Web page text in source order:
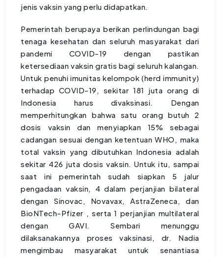
jenis vaksin yang perlu didapatkan.
Pemerintah berupaya berikan perlindungan bagi
tenaga kesehatan dan seluruh masyarakat dari
pandemi COVID-19 dengan pastikan
ketersediaan vaksin gratis bagi seluruh kalangan.
Untuk penuhi imunitas kelompok (herd immunity)
terhadap COVID-19, sekitar 181 juta orang di
Indonesia harus divaksinasi. Dengan
memperhitungkan bahwa satu orang butuh 2
dosis vaksin dan menyiapkan 15% sebagai
cadangan sesuai dengan ketentuan WHO, maka
total vaksin yang dibutuhkan Indonesia adalah
sekitar 426 juta dosis vaksin. Untuk itu, sampai
saat ini pemerintah sudah siapkan 5 jalur
pengadaan vaksin, 4 dalam perjanjian bilateral
dengan Sinovac, Novavax, AstraZeneca, dan
BioNTech-Pfizer , serta 1 perjanjian multilateral
dengan GAVI. Sembari menunggu
dilaksanakannya proses vaksinasi, dr. Nadia
mengimbau masyarakat untuk senantiasa